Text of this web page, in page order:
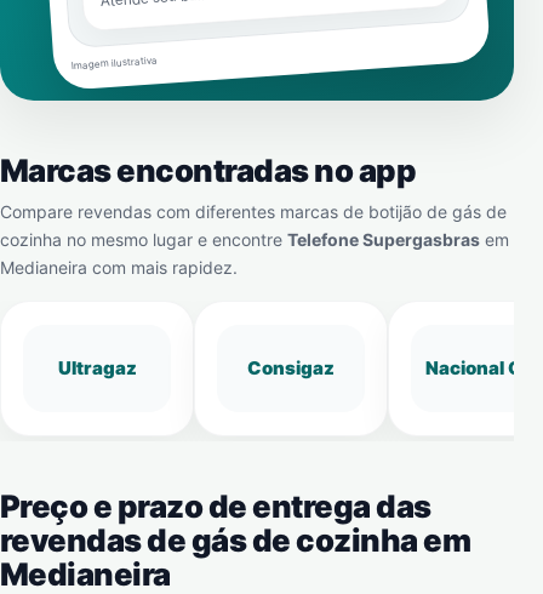
Imagem ilustrativa
Marcas encontradas no app
Compare revendas com diferentes marcas de botijão de gás de
cozinha no mesmo lugar e encontre Telefone Supergasbras em
Medianeira com mais rapidez.
Ultragaz Consigaz Nacional Gás
Preço e prazo de entrega das
revendas de gás de cozinha em
Medianeira